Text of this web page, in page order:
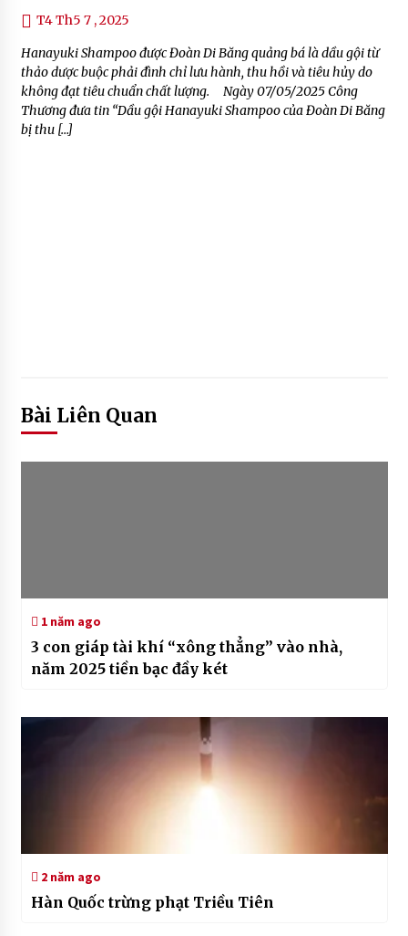
T4 Th5 7 , 2025
Hanayuki Shampoo được Đoàn Di Băng quảng bá là dầu gội từ
thảo dược buộc phải đình chỉ lưu hành, thu hồi và tiêu hủy do
không đạt tiêu chuẩn chất lượng. Ngày 07/05/2025 Công
Thương đưa tin “Dầu gội Hanayuki Shampoo của Đoàn Di Băng
bị thu […]
Bài Liên Quan
1 năm ago
3 con giáp tài khí “xông thẳng” vào nhà,
năm 2025 tiền bạc đầy két
2 năm ago
Hàn Quốc trừng phạt Triều Tiên